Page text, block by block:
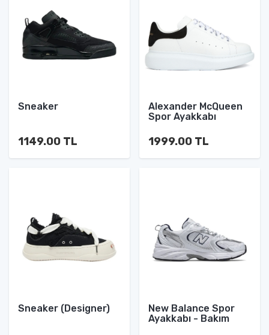
Sneaker
1149.00 TL
Alexander McQueen
Spor Ayakkabı
1999.00 TL
Sneaker (Designer)
New Balance Spor
Ayakkabı - Bakım